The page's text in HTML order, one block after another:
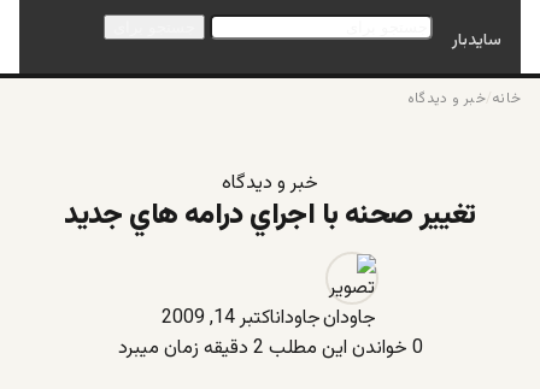
سایدبار
خانه /خبر و دیدگاه
خبر و دیدگاه
تغيير صحنه با اجراي درامه هاي جديد
جاوداناکتبر 14, 2009
0 خواندن این مطلب 2 دقیقه زمان میبرد